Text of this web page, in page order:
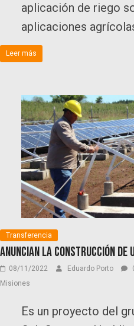
aplicación de riego
aplicaciones
Leer más
Transferencia
Anuncian la construcción de
08/11/2022 Eduardo Porto
Misiones
Es un proyecto del